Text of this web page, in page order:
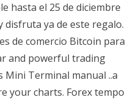
hasta el 25 de diciembre
disfruta ya de este regalo.
de comercio Bitcoin para
and powerful trading
Terminal manual ..a
your charts. Forex tempo